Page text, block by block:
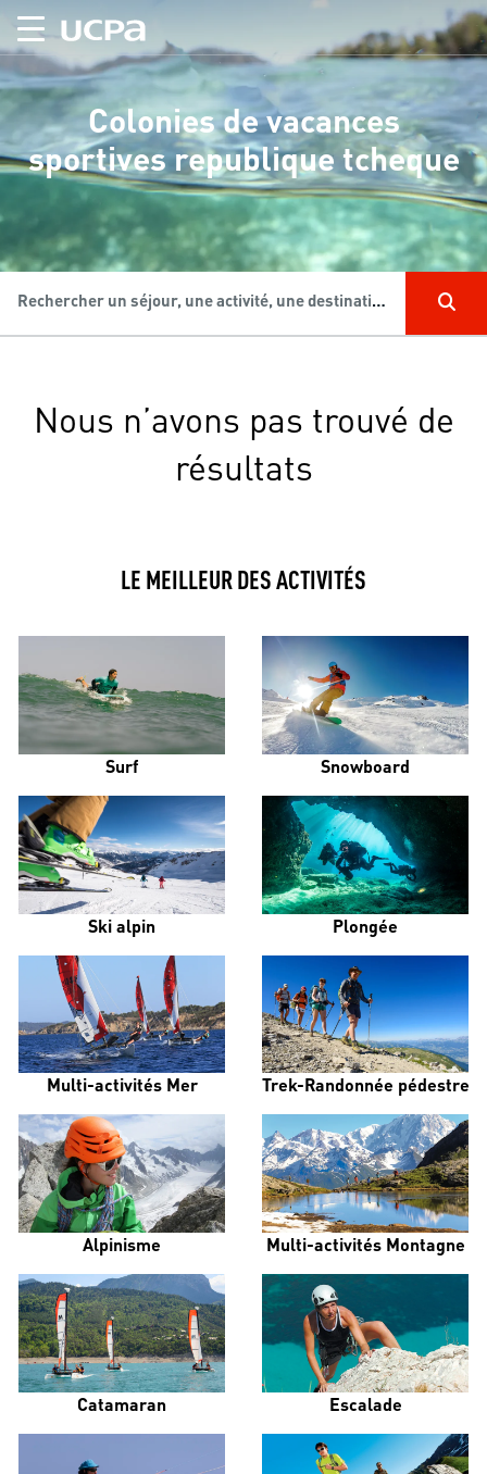
Colonies de vacances
sportives republique tcheque
Rechercher un séjour, une activité, une destination...
Nous n’avons pas trouvé de
résultats
LE MEILLEUR DES ACTIVITÉS
Surf Snowboard
Ski alpin Plongée
Multi-activités Mer Trek-Randonnée pédestre
Alpinisme Multi-activités Montagne
Catamaran Escalade